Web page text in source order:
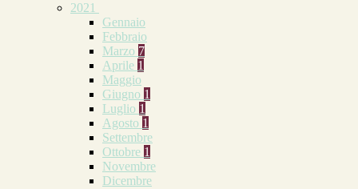
2021
Gennaio
Febbraio
Marzo 7
Aprile 1
Maggio
Giugno 1
Luglio 1
Agosto 1
Settembre
Ottobre 1
Novembre
Dicembre